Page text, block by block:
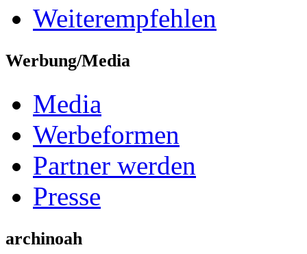
Weiterempfehlen
Werbung/Media
Media
Werbeformen
Partner werden
Presse
archinoah